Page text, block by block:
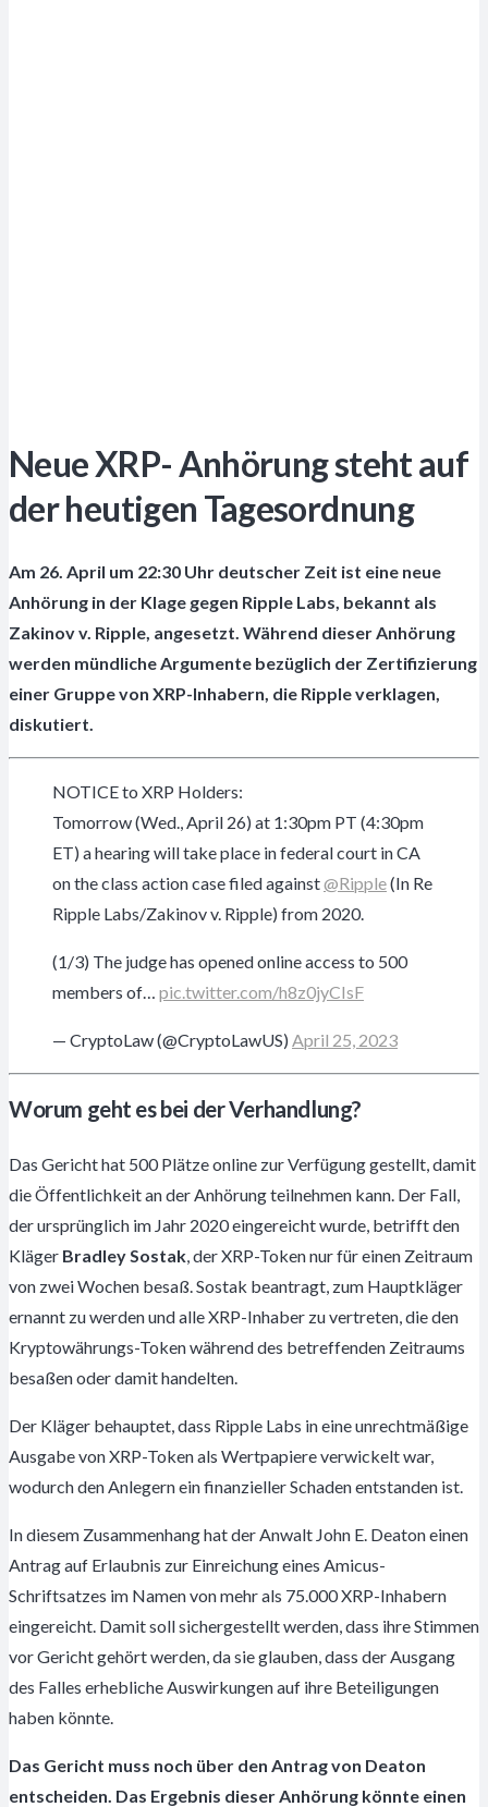
Neue XRP- Anhörung steht auf
der heutigen Tagesordnung
Am 26. April um 22:30 Uhr deutscher Zeit ist eine neue
Anhörung in der Klage gegen Ripple Labs, bekannt als
Zakinov v. Ripple, angesetzt. Während dieser Anhörung
werden mündliche Argumente bezüglich der Zertifizierung
einer Gruppe von XRP-Inhabern, die Ripple verklagen,
diskutiert.
NOTICE to XRP Holders:
Tomorrow (Wed., April 26) at 1:30pm PT (4:30pm
ET) a hearing will take place in federal court in CA
on the class action case filed against@Ripple(In Re
Ripple Labs/Zakinov v. Ripple) from 2020.
(1/3) The judge has opened online access to 500
members of… pic.twitter.com/h8z0jyCIsF
— CryptoLaw (@CryptoLawUS) April 25, 2023
Worum geht es bei der Verhandlung?
Das Gericht hat 500 Plätze online zur Verfügung gestellt, damit
die Öffentlichkeit an der Anhörung teilnehmen kann. Der Fall,
der ursprünglich im Jahr 2020 eingereicht wurde, betrifft den
Kläger Bradley Sostak , der XRP-Token nur für einen Zeitraum
von zwei Wochen besaß. Sostak beantragt, zum Hauptkläger
ernannt zu werden und alle XRP-Inhaber zu vertreten, die den
Kryptowährungs-Token während des betreffenden Zeitraums
besaßen oder damit handelten.
Der Kläger behauptet, dass Ripple Labs in eine unrechtmäßige
Ausgabe von XRP-Token als Wertpapiere verwickelt war,
wodurch den Anlegern ein finanzieller Schaden entstanden ist.
In diesem Zusammenhang hat der Anwalt John E. Deaton einen
Antrag auf Erlaubnis zur Einreichung eines Amicus-
Schriftsatzes im Namen von mehr als 75.000 XRP-Inhabern
eingereicht. Damit soll sichergestellt werden, dass ihre Stimmen
vor Gericht gehört werden, da sie glauben, dass der Ausgang
des Falles erhebliche Auswirkungen auf ihre Beteiligungen
haben könnte.
Das Gericht muss noch über den Antrag von Deaton
entscheiden. Das Ergebnis dieser Anhörung könnte einen